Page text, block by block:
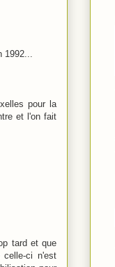
1992...
pour la
et l'on fait
tard et que
celle-ci n'est